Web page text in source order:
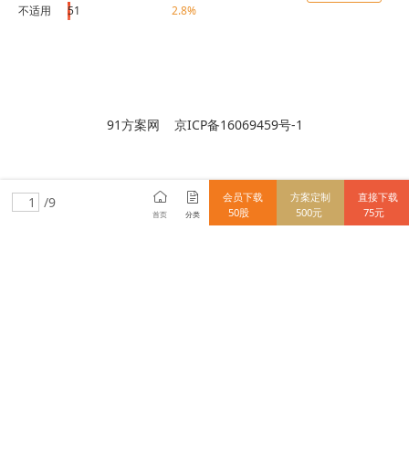
不适用
51 2.8%
91方案网 京ICP备16069459号-1
/9
首页 分类
会员下载
50股
方案定制
500元
直接下载
75元